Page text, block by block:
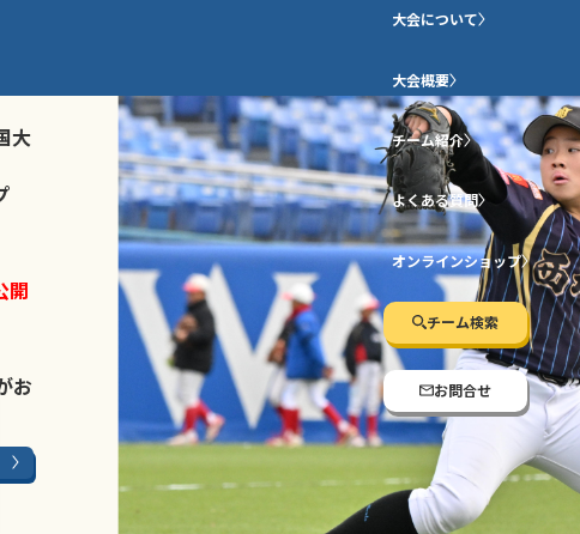
大会について
大会概要
チーム紹介
よくある質問
オンラインショップ
チーム検索
お問合せ
大
開
お